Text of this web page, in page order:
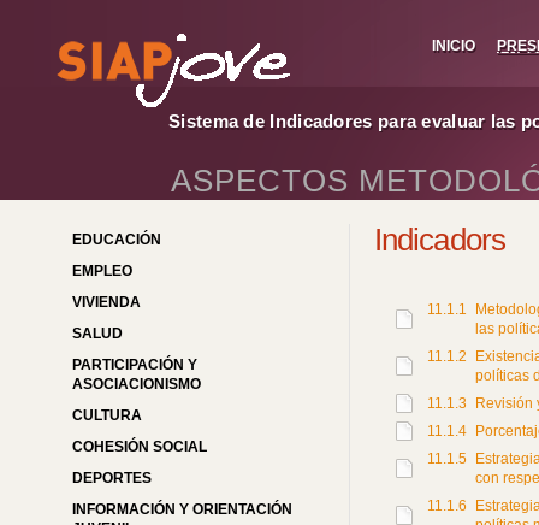
INICIO
Sistema de Indicadores para evaluar las
ASPECTOS
EDUCACIÓN
EMPLEO
VIVIENDA
SALUD
PARTICIPACIÓN Y
ASOCIACIONISMO
CULTURA
COHESIÓN SOCIAL
DEPORTES
INFORMACIÓN Y ORIENTACIÓN
Indicadors
11.1.1
las
11.1.2
políticas
11.1.3
Revisión
11.1.4
11.1.5
con
11.1.6